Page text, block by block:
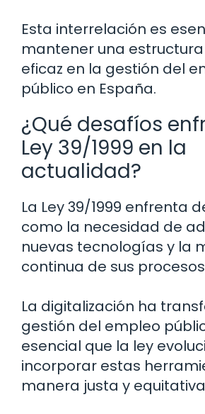
Esta interrelación es
mantener una
eficaz en la gestión del
público en España.
¿Qué desafíos
Ley 39/1999 en la
actualidad?
La Ley 39/1999 enfrenta
como la necesidad de
nuevas tecnologías y la
continua de sus
La digitalización ha
gestión del empleo
esencial que la ley
incorporar estas
manera justa y